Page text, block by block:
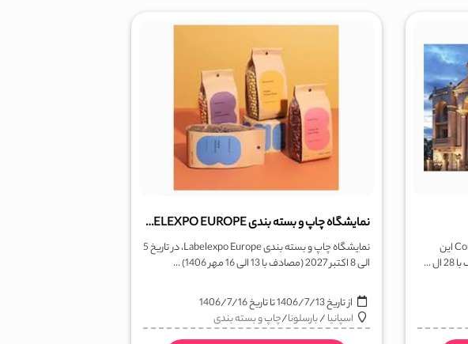
نمایشگاه صنعت ساختمان بارسلونا Construmat این
نمایشگاه چاپ و بسته بندی LABELEXPO EUROPE
نمایشگاه چاپ و بسته بندی Labelexpo Europe، در تاریخ 5
الی 8 اکتبر 2027 (مصادف با 13 الی 16 مهر 1406) ...
از تاریخ1406/7/13تا تاریخ1406/7/16
اسپانیا/بارسلونا/چاپ و بسته بندی